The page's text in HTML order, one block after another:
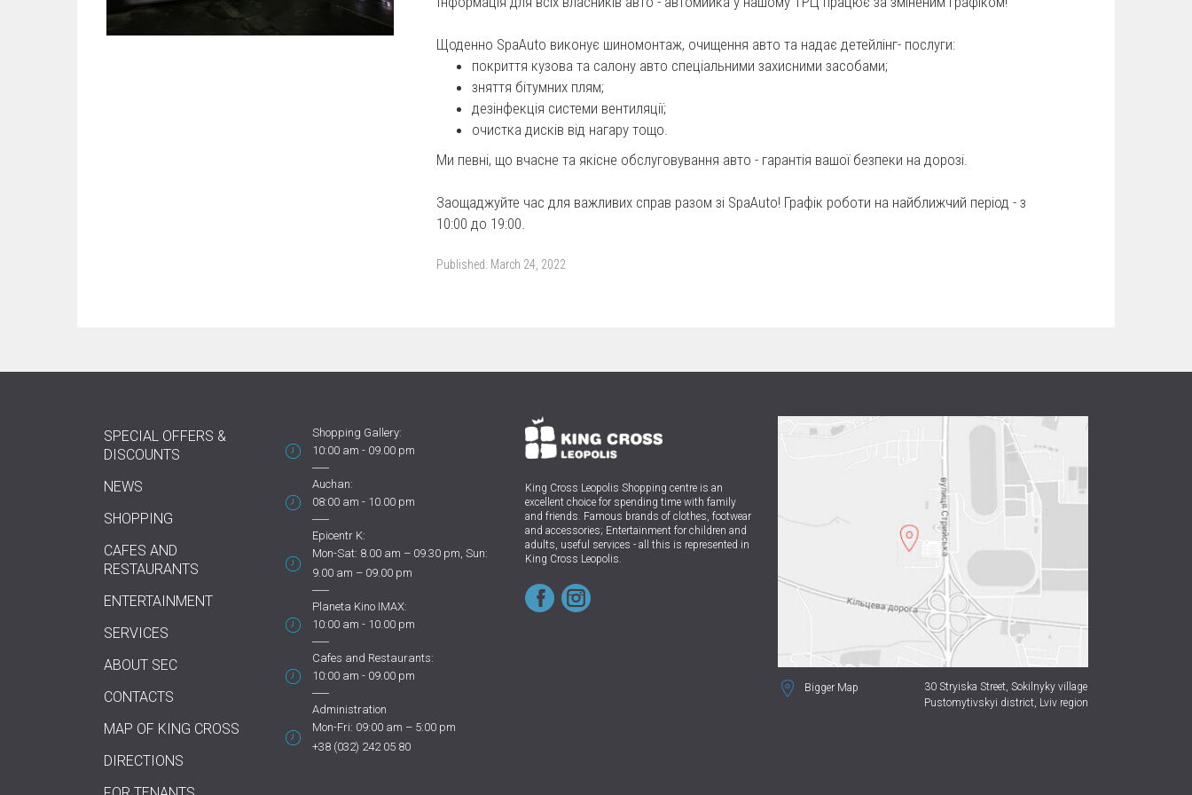
Щоденно SpaAuto виконує шиномонтаж, очищення авто та надає детейлінг- послуги:
покриття кузова та салону авто спеціальними захисними засобами;
зняття бітумних плям;
дезінфекція системи вентиляції;
очистка дисків від нагару тощо.
Ми певні, що вчасне та якісне обслуговування авто - гарантія вашої безпеки на дорозі.
Заощаджуйте час для важливих справ разом зі SpaAuto! Графік роботи на найближчий період - з
10:00 до 19:00.
Published: March 24, 2022
SPECIAL OFFERS &
DISCOUNTS
NEWS
SHOPPING
CAFES AND
RESTAURANTS
ENTERTAINMENT
SERVICES
ABOUT SEC
CONTACTS
MAP OF KING CROSS
DIRECTIONS
Shopping Gallery:
10:00 am - 09.00 pm
Auchan:
08:00 am - 10.00 pm
Epicentr K:
Mon-Sat: 8.00 am – 09.30 pm, Sun:
9.00 am – 09.00 pm
Planeta Kino IMAX:
10:00 am - 10.00 pm
Cafes and Restaurants:
10:00 am - 09.00 pm
Administration
Mon-Fri: 09:00 am – 5:00 pm
+38 (032) 242 05 80
King Cross Leopolis Shopping centre is an
excellent choice for spending time with family
and friends. Famous brands of clothes, footwear
and accessories; Entertainment for children and
adults, useful services - all this is represented in
King Cross Leopolis.
Bigger Map 30 Stryiska Street, Sokilnyky village
Pustomytivskyi district, Lviv region